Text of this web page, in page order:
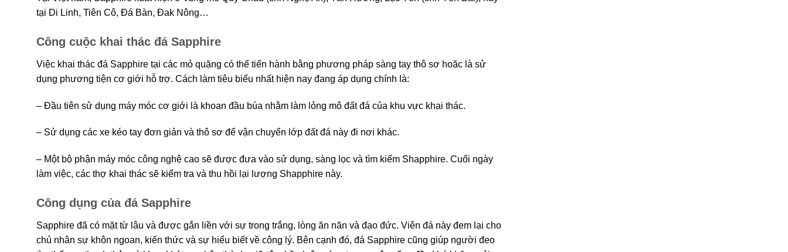
tại Di Linh, Tiên Cô, Đá Bàn, Đak Nông…
Công cuộc khai thác đá Sapphire
Việc khai thác đá Sapphire tại các mỏ quặng có thể tiến hành bằng phương pháp sàng tay thô sơ hoặc là sử
dụng phương tiện cơ giới hỗ trợ. Cách làm tiêu biểu nhất hiện nay đang áp dụng chính là:
– Đầu tiên sử dụng máy móc cơ giới là khoan đầu búa nhằm làm lỏng mô đất đá của khu vực khai thác.
– Sử dụng các xe kéo tay đơn giản và thô sơ để vận chuyển lớp đất đá này đi nơi khác.
– Một bộ phận máy móc công nghệ cao sẽ được đưa vào sử dụng, sàng lọc và tìm kiếm Shapphire. Cuối ngày
làm việc, các thợ khai thác sẽ kiểm tra và thu hồi lại lượng Shapphire này.
Công dụng của đá Sapphire
Sapphire đã có mặt từ lâu và được gắn liền với sự trong trắng, lòng ăn năn và đạo đức. Viên đá này đem lại cho
chủ nhân sự khôn ngoan, kiến thức và sự hiểu biết về công lý. Bên cạnh đó, đá Sapphire cũng giúp người đeo